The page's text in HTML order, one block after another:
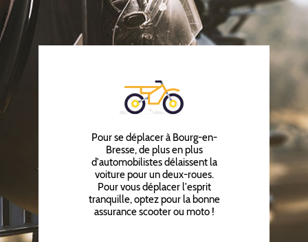
Pour se déplacer à Bourg-en-
Bresse, de plus en plus
d'automobilistes délaissent la
voiture pour un deux-roues.
Pour vous déplacer l'esprit
tranquille, optez pour la bonne
assurance scooter ou moto !